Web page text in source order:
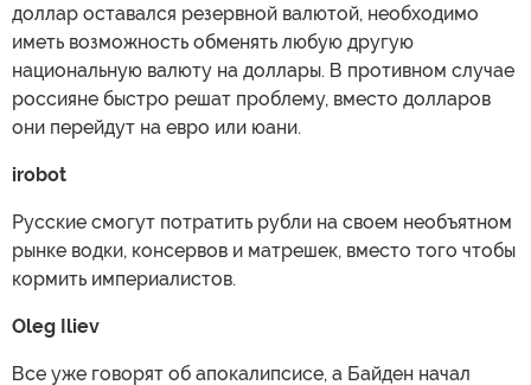
доллар оставался резервной валютой, необходимо
иметь возможность обменять любую другую
национальную валюту на доллары. В противном случае
россияне быстро решат проблему, вместо долларов
они перейдут на евро или юани.
irobot
Русские смогут потратить рубли на своем необъятном
рынке водки, консервов и матрешек, вместо того чтобы
кормить империалистов.
Oleg Iliev
Все уже говорят об апокалипсисе, а Байден начал